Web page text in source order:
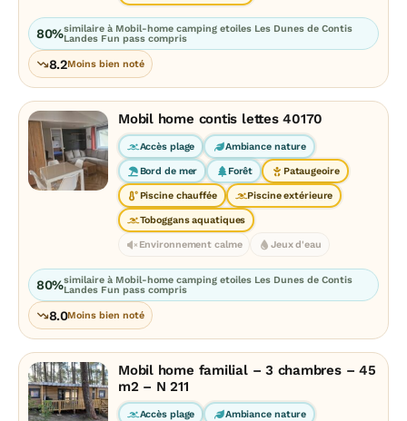
80%similaire à Mobil-home camping etoiles Les Dunes de Contis
Landes Fun pass compris
8.2Moins bien noté
Mobil home contis lettes 40170
Accès plage Ambiance nature
Bord de mer Forêt Pataugeoire
Piscine chauffée Piscine extérieure
Toboggans aquatiques
Environnement calme Jeux d'eau
80%similaire à Mobil-home camping etoiles Les Dunes de Contis
Landes Fun pass compris
8.0Moins bien noté
Mobil home familial – 3 chambres – 45
m2 – N 211
Accès plage Ambiance nature